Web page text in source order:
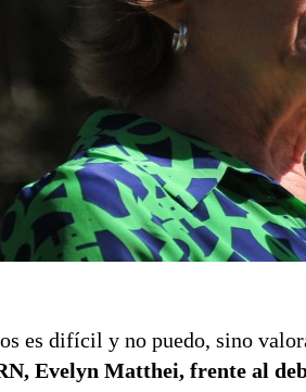
es difícil y no puedo, sino
Evelyn Matthei, frente al